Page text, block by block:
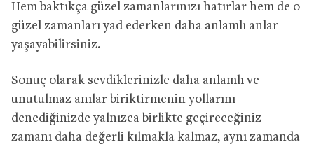
Hem baktıkça güzel zamanlarınızı hatırlar hem de o
güzel zamanları yad ederken daha anlamlı anlar
yaşayabilirsiniz.
Sonuç olarak sevdiklerinizle daha anlamlı ve
unutulmaz anılar biriktirmenin yollarını
denediğinizde yalnızca birlikte geçireceğiniz
zamanı daha değerli kılmakla kalmaz, aynı zamanda